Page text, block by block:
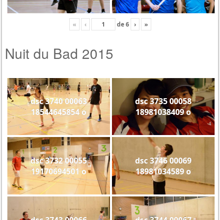
« ‹ de6 › »
Nuit du Bad 2015
dsc 3740 00063
18544645854 o
dsc 3735 00058
18981038409 o
dsc 3732 00055
19170694501 o
dsc 3746 00069
18981034589 o